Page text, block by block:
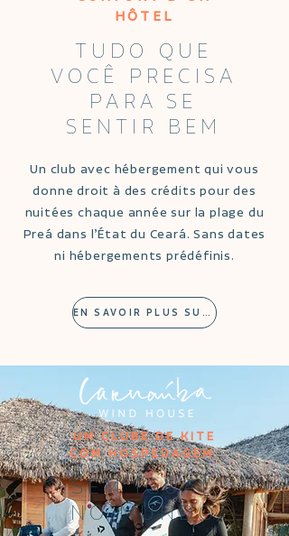
HÔTEL
TUDO QUE
VOCÊ PRECISA
PARA SE
SENTIR BEM
Un club avec hébergement qui vous
donne droit à des crédits pour des
nuitées chaque année sur la plage du
Preá dans l’État du Ceará. Sans dates
ni hébergements prédéfinis.
EN SAVOIR PLUS SUR LE WIND HOUSE
UM CLUBE DE KITE
COM HOSPEDAGEM
SEM IGUAL
NO MUNDO